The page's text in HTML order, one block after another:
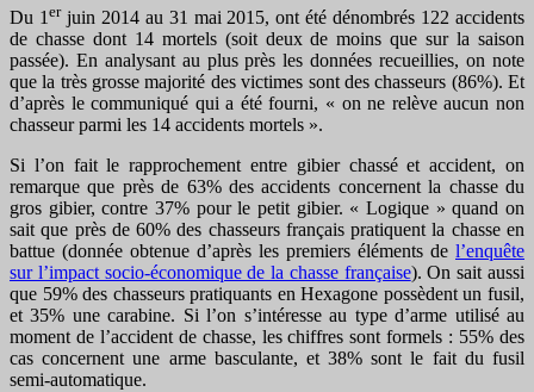
Du 1 erjuin 2014 au 31 mai 2015, ont été dénombrés 122 accidents
de chasse dont 14 mortels (soit deux de moins que sur la saison
passée). En analysant au plus près les données recueillies, on note
que la très grosse majorité des victimes sont des chasseurs (86%). Et
d’après le communiqué qui a été fourni, « on ne relève aucun non
chasseur parmi les 14 accidents mortels ».
Si l’on fait le rapprochement entre gibier chassé et accident, on
remarque que près de 63% des accidents concernent la chasse du
gros gibier, contre 37% pour le petit gibier. « Logique » quand on
sait que près de 60% des chasseurs français pratiquent la chasse en
battue (donnée obtenue d’après les premiers éléments de l’enquête
sur l’impact socio-économique de la chasse française). On sait aussi
que 59% des chasseurs pratiquants en Hexagone possèdent un fusil,
et 35% une carabine. Si l’on s’intéresse au type d’arme utilisé au
moment de l’accident de chasse, les chiffres sont formels : 55% des
cas concernent une arme basculante, et 38% sont le fait du fusil
semi-automatique.